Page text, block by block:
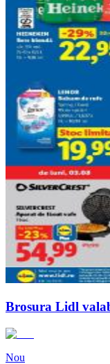
Brosura Lidl
Nou